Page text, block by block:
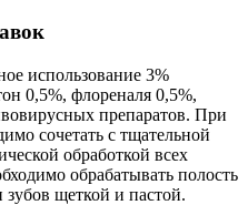
использование 3%
0,5%, флореналя 0,5%,
препаратов. При
сочетать с тщательной
обработкой всех
обрабатывать полость
зубов щеткой и пастой.